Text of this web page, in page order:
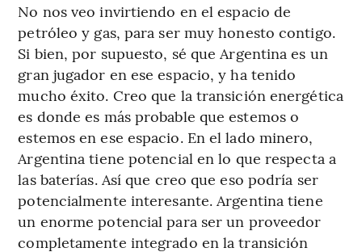
No nos veo invirtiendo en el espacio de
petróleo y gas, para ser muy honesto contigo.
Si bien, por supuesto, sé que Argentina es un
gran jugador en ese espacio, y ha tenido
mucho éxito. Creo que la transición energética
es donde es más probable que estemos o
estemos en ese espacio. En el lado minero,
Argentina tiene potencial en lo que respecta a
las baterías. Así que creo que eso podría ser
potencialmente interesante. Argentina tiene
un enorme potencial para ser un proveedor
completamente integrado en la transición